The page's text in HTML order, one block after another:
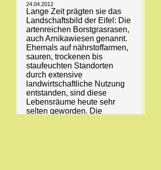
24.04.2012
Lange Zeit prägten sie das
Landschaftsbild der Eifel: Die
artenreichen Borstgrasrasen,
auch Arnikawiesen genannt.
Ehemals auf nährstoffarmen,
sauren, trockenen bis
staufeuchten Standorten
durch extensive
landwirtschaftliche Nutzung
entstanden, sind diese
Lebensräume heute sehr
selten geworden. Die